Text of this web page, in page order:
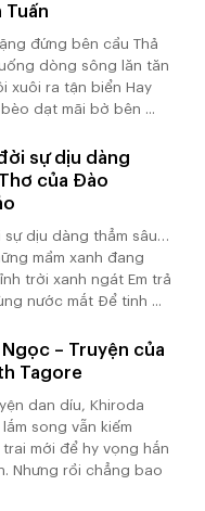
Tuấn
đứng bên cầu Thả
dòng sông lăn tăn
xuôi ra tận biển Hay
dạt mãi bờ bên ...
sự dịu dàng
của Đào
sự dịu dàng thẳm sâu…
mầm xanh đang
trời xanh ngát Em trả
nước mắt Để tinh ...
– Truyện của
Tagore
dan díu, Khiroda
song vẫn kiếm
mới để hy vọng hắn
Nhưng rồi chẳng bao